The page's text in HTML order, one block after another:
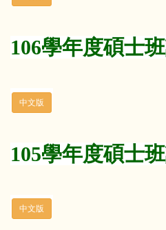
106學年度碩士
105學年度碩士